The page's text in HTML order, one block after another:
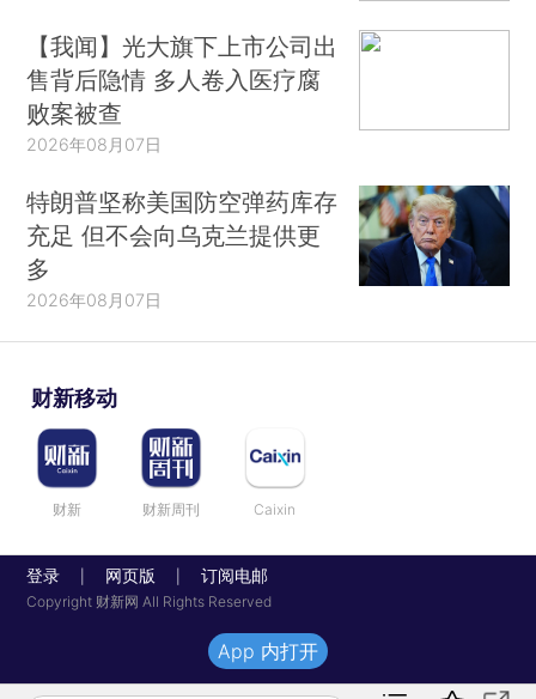
【我闻】光大旗下上市公司出
售背后隐情 多人卷入医疗腐
败案被查
2026年08月07日
特朗普坚称美国防空弹药库存
充足 但不会向乌克兰提供更
多
2026年08月07日
财新移动
财新 财新周刊 Caixin
登录 网页版 订阅电邮
Copyright 财新网 All Rights Reserved
App 内打开